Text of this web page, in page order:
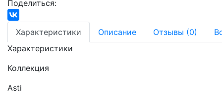
Поделиться:
Характеристики Описание Отзывы (0)
Характеристики
Коллекция
Asti